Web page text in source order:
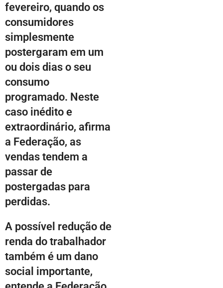
fevereiro, quando os
consumidores
simplesmente
postergaram em um
ou dois dias o seu
consumo
programado. Neste
caso inédito e
extraordinário, afirma
a Federação, as
vendas tendem a
passar de
postergadas para
perdidas.
A possível redução de
renda do trabalhador
também é um dano
social importante,